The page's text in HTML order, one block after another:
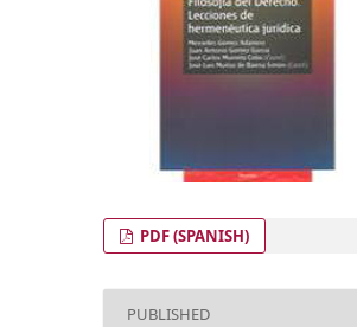
PDF (SPANISH)
PUBLISHED